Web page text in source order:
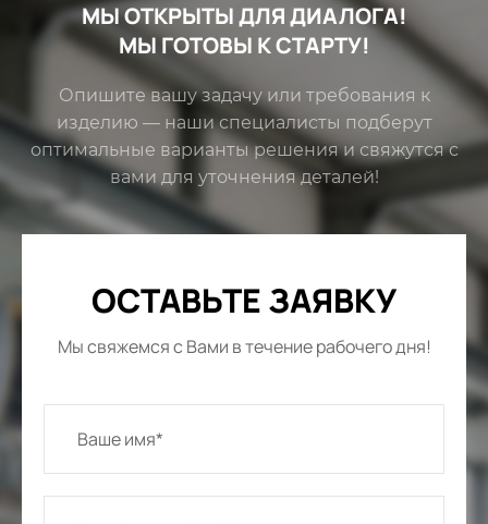
ОСТАВЬТЕ ЗАЯВКУ
Мы свяжемся с Вами в течение рабочего дня!
МЫ ОТКРЫТЫ ДЛЯ ДИАЛОГА!
МЫ ГОТОВЫ К СТАРТУ!
Опишите вашу задачу или требования к
изделию — наши специалисты подберут
оптимальные варианты решения и свяжутся с
вами для уточнения деталей!